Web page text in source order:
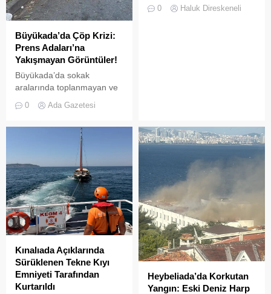
kirliliğiyle gündemde. Bir
Büyükada’da Çöp Krizi:
Prens Adaları’na
Yakışmayan Görüntüler!
Büyükada’da sokak
aralarında toplanmayan ve
biriken çöpler vatandaşların
tepkisine neden
aylarında hem yerli hem de
yabancı turistlerin akınına
uğrayan Büyükada’da,
çevre temizliği konusunda
yaşanan aksaklıklar adeta
pes dedirtti. Adanın tarihi ve
doğal güzellikleriyle süslü
sokaklarından yansıyan son
görüntüler, çevre sağlığı
açısından tehlike çanlarının
çaldığını gösteriyor. Çöpler
Konteynerlere Sığmıyor,...
0 Ada Gazetesi
14:00 sularında Büyükada
0 Haluk Direskeneli
Kınalıada Açıklarında
Sürüklenen Tekne Kıyı
Emniyeti Tarafından
Kurtarıldı
Heybeliada’da Korkutan
Yangın: Eski Deniz Harp